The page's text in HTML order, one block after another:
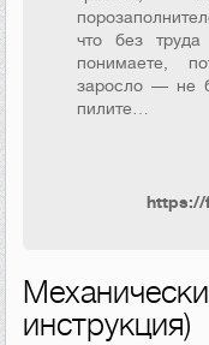
что без
понимаете,
заросло — не
пилите…
https://
инструкция)